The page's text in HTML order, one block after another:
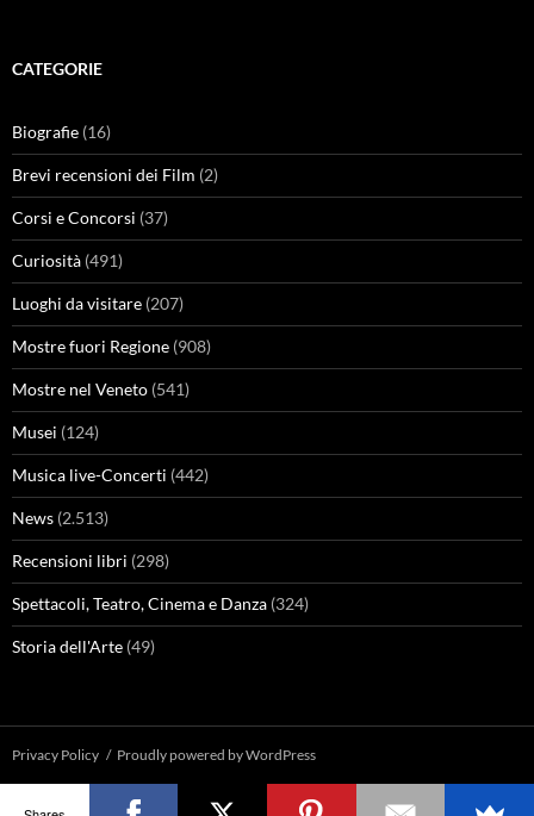
CATEGORIE
Biografie (16)
Brevi recensioni dei Film (2)
Corsi e Concorsi (37)
Curiosità (491)
Luoghi da visitare (207)
Mostre fuori Regione (908)
Mostre nel Veneto (541)
Musei (124)
Musica live-Concerti (442)
News (2.513)
Recensioni libri (298)
Spettacoli, Teatro, Cinema e Danza (324)
Storia dell'Arte (49)
Privacy Policy Proudly powered by WordPress